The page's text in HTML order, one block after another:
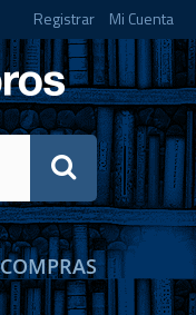
Registrar Mi Cuenta